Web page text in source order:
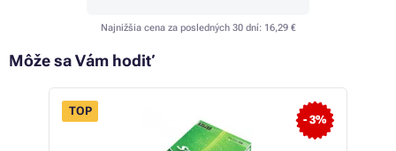
Najnižšia cena za posledných 30 dní: 16,29 €
Môže sa Vám hodiť
- 3%
TOP